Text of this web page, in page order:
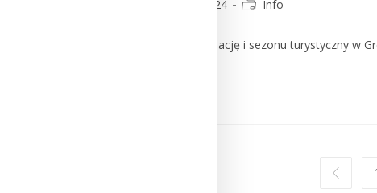
1 lipca 2024 Info
Ze względu na trudną sytuację i sezonu turystyczny w